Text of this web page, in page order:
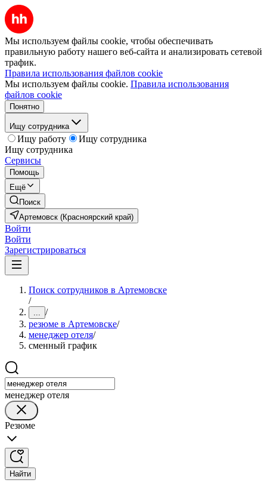
Мы используем файлы cookie, чтобы обеспечивать
правильную работу нашего веб-сайта и анализировать сетевой
трафик.
Правила использования файлов cookie
Мы используем файлы cookie. Правила использования
файлов cookie
Понятно
Ищу сотрудника
Ищу работу
Ищу сотрудника
Ищу сотрудника
Сервисы
Помощь
Ещё
Поиск
Артемовск (Красноярский край)
Войти
Войти
Зарегистрироваться
Поиск сотрудников в Артемовске
/
... /
резюме в Артемовске/
менеджер отеля/
сменный график
менеджер отеля
Резюме
Найти